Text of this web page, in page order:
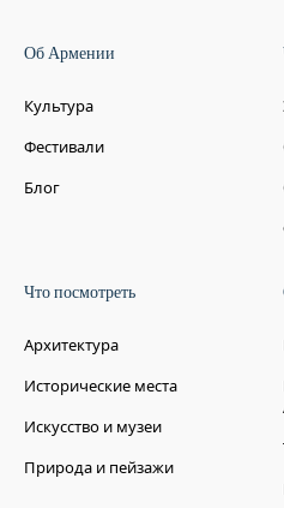
Об Армении
Культура
Фестивали
Блог
Что посмотреть
Архитектура
Исторические места
Искусство и музеи
Природа и пейзажи